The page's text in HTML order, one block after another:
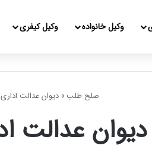
وکیل خانواده وکیل کیفری
صلح طلب » دیوان عدالت اداری
دیوان عدالت